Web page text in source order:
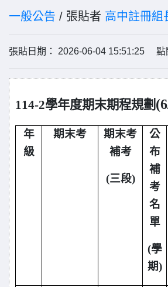
一般公告 / 張貼者 高中註冊組
張貼日期： 2026-06-04 15:51:25 點
114-2學年度期末期程規劃
年
級
期末考
期末考
補考
(三段)
公
布
補
考
名
單
(學
期)